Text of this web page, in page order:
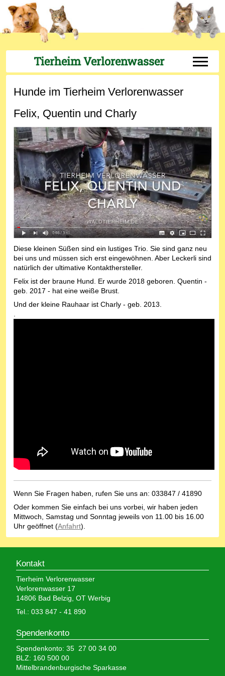
Tierheim Verlorenwasser Off-
Hunde im Tierheim Verlorenwasser
Felix, Quentin und Charly
Diese kleinen Süßen sind ein lustiges Trio. Sie sind ganz neu
bei uns und müssen sich erst eingewöhnen. Aber Leckerli sind
natürlich der ultimative Kontakthersteller.
Felix ist der braune Hund. Er wurde 2018 geboren. Quentin -
geb. 2017 - hat eine weiße Brust.
Und der kleine Rauhaar ist Charly - geb. 2013.
Wenn Sie Fragen haben, rufen Sie uns an: 033847 / 41890
Oder kommen Sie einfach bei uns vorbei, wir haben jeden
Mittwoch, Samstag und Sonntag jeweils von 11.00 bis 16.00
Uhr geöffnet (Anfahrt).
Kontakt
Tierheim Verlorenwasser
Verlorenwasser 17
14806 Bad Belzig, OT Werbig
Tel.: 033 847 - 41 890
Spendenkonto
Spendenkonto: 35 27 00 34 00
BLZ: 160 500 00
Mittelbrandenburgische Sparkasse